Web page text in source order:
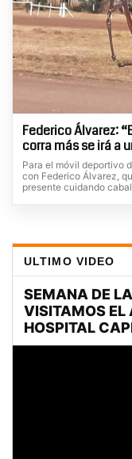
Federico Álvarez:
corra más se irá a
Para el móvil deportivo
con Federico Álvarez,
presente cuidando
ULTIMO VIDEO